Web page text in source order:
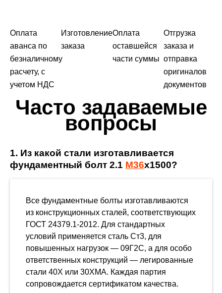
Оплата
аванса по
безналичному
расчету, с
учетом НДС
Изготовление
заказа
Оплата
оставшейся
части суммы
Отгрузка
заказа и
отправка
оригиналов
документов
Часто задаваемые
вопросы
1. Из какой стали изготавливается
фундаментный болт 2.1 М36х1500?
Все фундаментные болты изготавливаются
из конструкционных сталей, соответствующих
ГОСТ 24379.1-2012. Для стандартных
условий применяется сталь Ст3, для
повышенных нагрузок — 09Г2С, а для особо
ответственных конструкций — легированные
стали 40Х или 30ХМА. Каждая партия
сопровождается сертификатом качества.